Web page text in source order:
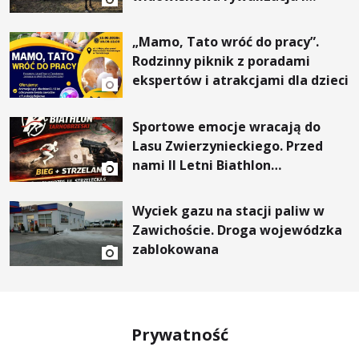
„Mamo, Tato wróć do pracy”.
Rodzinny piknik z poradami
ekspertów i atrakcjami dla dzieci
Sportowe emocje wracają do
Lasu Zwierzynieckiego. Przed
nami II Letni Biathlon
Wyciek gazu na stacji paliw w
Zawichoście. Droga wojewódzka
zablokowana
Prywatność